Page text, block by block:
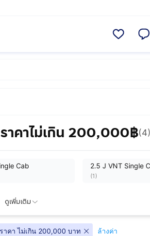
คาไม่เกิน 200,000฿(4)
Cab 2.5 J VNT Single
(1 )
Cab 2.5 E VNT
TRD Sportivo II
(1)
ดูเพิ่มเติม
ราคา ไม่เกิน 200,000 บาท ล้างค่า